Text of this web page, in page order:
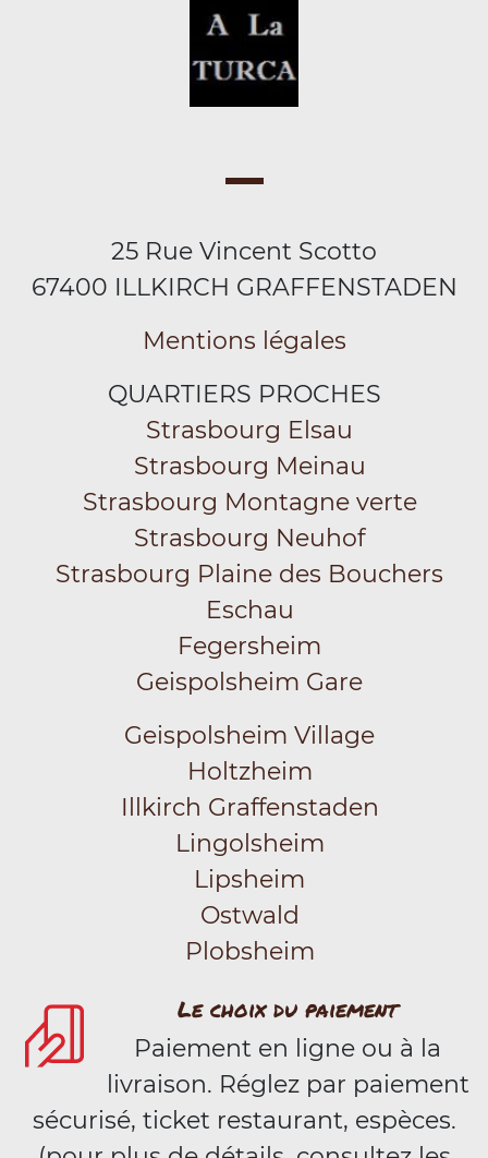
25 Rue Vincent Scotto
67400 ILLKIRCH GRAFFENSTADEN
Mentions légales
QUARTIERS PROCHES
Strasbourg Elsau
Strasbourg Meinau
Strasbourg Montagne verte
Strasbourg Neuhof
Strasbourg Plaine des Bouchers
Eschau
Fegersheim
Geispolsheim Gare
Geispolsheim Village
Holtzheim
Illkirch Graffenstaden
Lingolsheim
Lipsheim
Ostwald
Plobsheim
Le choix du paiement
Paiement en ligne ou à la
livraison. Réglez par paiement
sécurisé, ticket restaurant, espèces.